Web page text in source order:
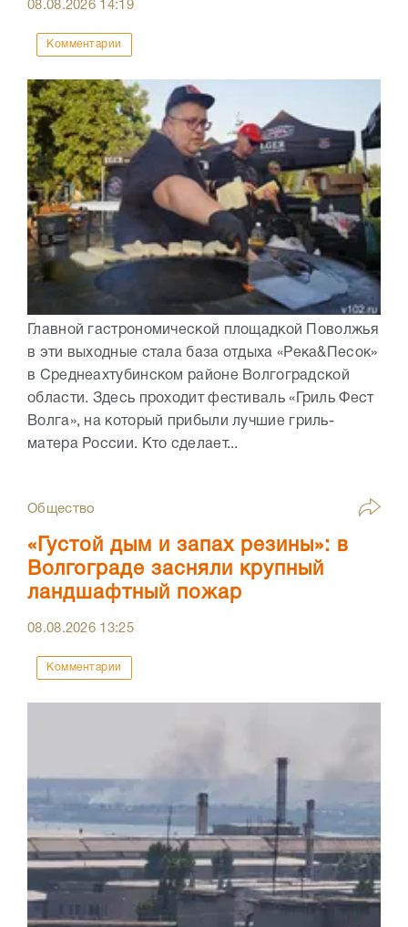
08.08.2026 14:19
Комментарии
Главной гастрономической площадкой Поволжья
в эти выходные стала база отдыха «Река&Песок»
в Среднеахтубинском районе Волгоградской
области. Здесь проходит фестиваль «Гриль Фест
Волга», на который прибыли лучшие гриль-
матера России. Кто сделает...
Общество
«Густой дым и запах резины»: в
Волгограде засняли крупный
ландшафтный пожар
08.08.2026 13:25
Комментарии